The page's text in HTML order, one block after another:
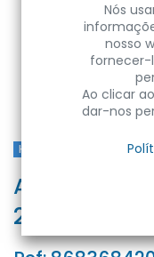
Horoz Portugal
AGORA-100/
265V LED UFO
Nós
nosso
fornecer-
Ao clicar
dar-nos